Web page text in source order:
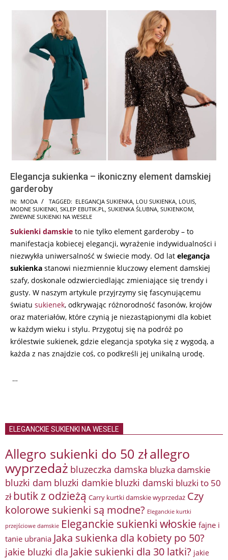
Elegancja sukienka – ikoniczny element damskiej
garderoby
2024-
11-
IN: MODA TAGGED: ELEGANCJA SUKIENKA, LOU SUKIENKA, LOUIS,
MODNE SUKIENKI, SKLEP EBUTIK.PL, SUKIENKA ŚLUBNA, SUKIENKOM,
ZWIEWNE SUKIENKI NA WESELE
Sukienki damskie to nie tylko element garderoby – to
manifestacja kobiecej elegancji, wyrażenie indywidualności i
niezwykła uniwersalność w świecie mody. Od lat elegancja
sukienka stanowi niezmiennie kluczowy element damskiej
szafy, doskonale odzwierciedlając zmieniające się trendy i
gusty. W naszym artykule przyjrzymy się fascynującemu
światu sukienek, odkrywając różnorodność fasonów, krojów
oraz materiałów, które czynią je niezastąpionymi dla kobiet
w każdym wieku i stylu. Przygotuj się na podróż po
królestwie sukienek, gdzie elegancja spotyka się z wygodą, a
każda z nas znajdzie coś, co podkreśli jej unikalną urodę.
…
ELEGANCKIE SUKIENKI NA WESELE
Allegro sukienki do 50 złallegro
wyprzedaż bluzeczka damska bluzka damskie
bluzki dam bluzki damkie bluzki damski bluzki to 50
zł butik z odzieżą Carry kurtki damskie wyprzedaż Czy
kolorowe sukienki są modne? Eleganckie kurtki
przejściowe damskie Eleganckie sukienki włoskie fajne i
tanie ubrania Jaka sukienka dla kobiety po 50?
jakie bluzki dla Jakie sukienki dla 30 latki? jakie